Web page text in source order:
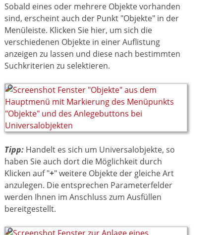
Sobald eines oder mehrere Objekte vorhanden
sind, erscheint auch der Punkt "Objekte" in der
Menüleiste. Klicken Sie hier, um sich die
verschiedenen Objekte in einer Auflistung
anzeigen zu lassen und diese nach bestimmten
Suchkriterien zu selektieren.
Tipp:Handelt es sich um Universalobjekte, so
haben Sie auch dort die Möglichkeit durch
Klicken auf "+" weitere Objekte der gleiche Art
anzulegen. Die entsprechen Parameterfelder
werden Ihnen im Anschluss zum Ausfüllen
bereitgestellt.